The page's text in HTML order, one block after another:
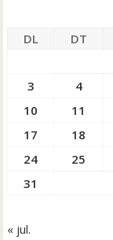
DL DT
3
4
10
11
17
18
24
25
31
« jul.